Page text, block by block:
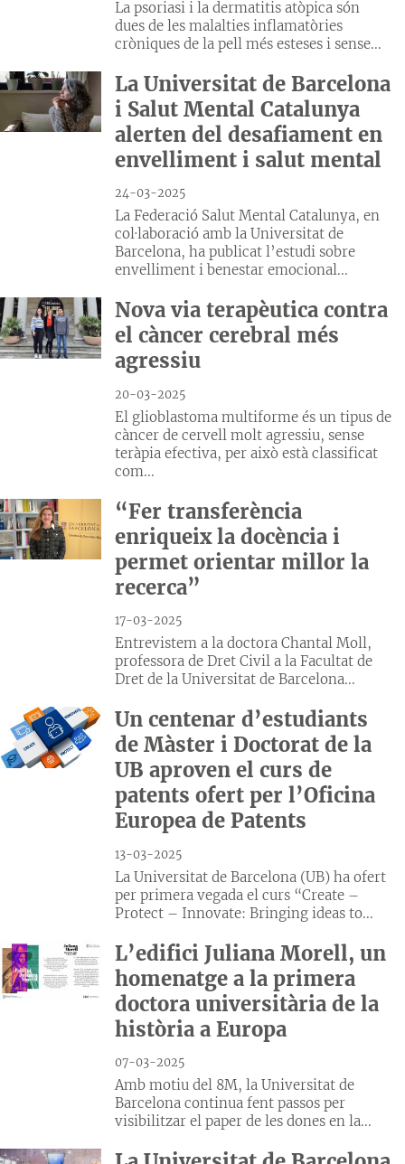
La psoriasi i la dermatitis atòpica són
dues de les malalties inflamatòries
cròniques de la pell més esteses i sense...
La Universitat de Barcelona
i Salut Mental Catalunya
alerten del desafiament en
envelliment i salut mental
24-03-2025
La Federació Salut Mental Catalunya, en
col·laboració amb la Universitat de
Barcelona, ha publicat l’estudi sobre
envelliment i benestar emocional...
Nova via terapèutica contra
el càncer cerebral més
agressiu
20-03-2025
El glioblastoma multiforme és un tipus de
càncer de cervell molt agressiu, sense
teràpia efectiva, per això està classificat
com...
“Fer transferència
enriqueix la docència i
permet orientar millor la
recerca”
17-03-2025
Entrevistem a la doctora Chantal Moll,
professora de Dret Civil a la Facultat de
Dret de la Universitat de Barcelona...
Un centenar d’estudiants
de Màster i Doctorat de la
UB aproven el curs de
patents ofert per l’Oficina
Europea de Patents
13-03-2025
La Universitat de Barcelona (UB) ha ofert
per primera vegada el curs “Create –
Protect – Innovate: Bringing ideas to...
L’edifici Juliana Morell, un
homenatge a la primera
doctora universitària de la
història a Europa
07-03-2025
Amb motiu del 8M, la Universitat de
Barcelona continua fent passos per
visibilitzar el paper de les dones en la...